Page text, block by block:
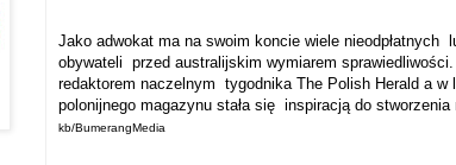
Jako adwokat ma na swoim koncie wiele nieodpłatnych
obywateli przed australijskim wymiarem sprawiedliwości.
redaktorem naczelnym tygodnika The Polish Herald a w
polonijnego magazynu stała się inspiracją do stworzenia
kb/BumerangMedia